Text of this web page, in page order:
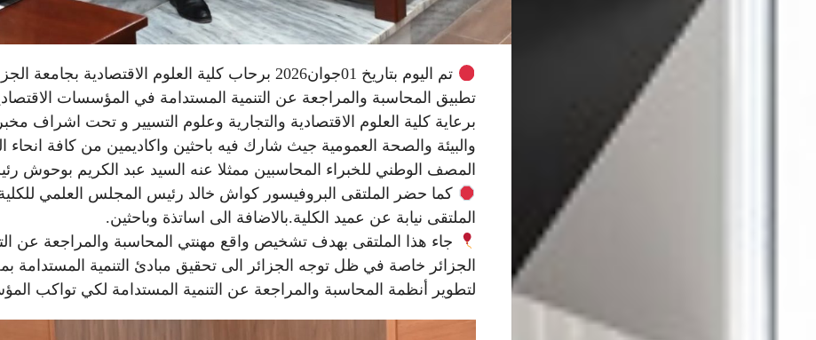
تطبيق المحاسبة والمراجعة عن التنمية المستدامة في المؤسسات
برعاية كلية العلوم الاقتصادية والتجارية وعلوم التسيير و تحت اشراف
والبيئة والصحة العمومية جيث شارك فيه باحثين واكاديمين من كافة
المصف الوطني للخبراء المحاسبين ممثلا عنه السيد عبد الكريم بوحوش
كما حضر الملتقى البروفيسور كواش خالد رئيس المجلس العلمي
الملتقى نيابة عن عميد الكلية.بالاضافة الى اساتذة وباحثين.
جاء هذا الملتقى بهدف تشخيص واقع مهنتي المحاسبة والمراجعة عن
الجزائر خاصة في ظل توجه الجزائر الى تحقيق مبادئ التنمية
لتطوير أنظمة المحاسبة والمراجعة عن التنمية المستدامة لكي تواكب